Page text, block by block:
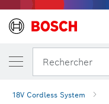
Rechercher
18V Cordless System